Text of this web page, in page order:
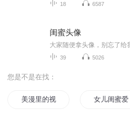
18 6587
闺蜜头像
大家随便拿头像，别忘了给
39 5026
您是不是在找：
美漫里的视频博主 女儿闺蜜爱